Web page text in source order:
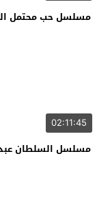
مسلسل حب محتمل
02:11:45
مسلسل السلطان عبد